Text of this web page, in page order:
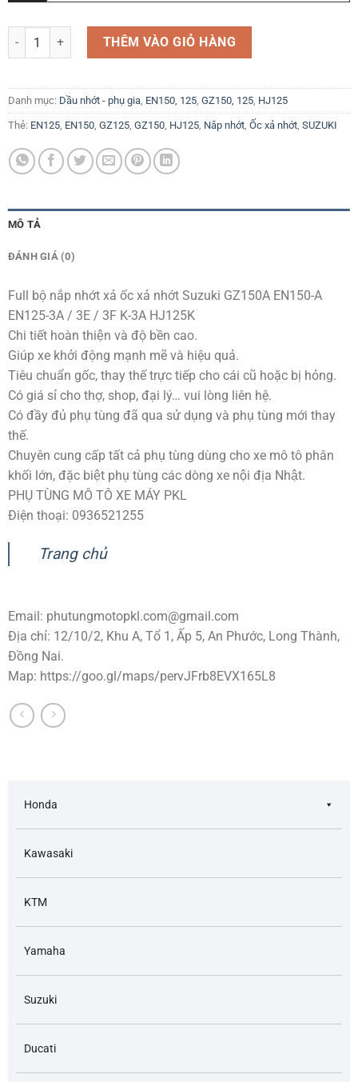
Full bộ nắp nhớt xả ốc xả nhớt Suzuki GZ150A EN150-A EN125-3A /
THÊM VÀO GIỎ HÀNG
Danh mục: Dầu nhớt - phụ gia, EN150, 125, GZ150, 125, HJ125
Thẻ: EN125, EN150, GZ125, GZ150, HJ125, Nắp nhớt, Ốc xả nhớt, SUZUKI
MÔ TẢ
ĐÁNH GIÁ (0)
Full bộ nắp nhớt xả ốc xả nhớt Suzuki GZ150A EN150-A
EN125-3A / 3E / 3F K-3A HJ125K
Chi tiết hoàn thiện và độ bền cao.
Giúp xe khởi động mạnh mẽ và hiệu quả.
Tiêu chuẩn gốc, thay thế trực tiếp cho cái cũ hoặc bị hỏng.
Có giá sỉ cho thợ, shop, đại lý… vui lòng liên hệ.
Có đầy đủ phụ tùng đã qua sử dụng và phụ tùng mới thay
thế.
Chuyên cung cấp tất cả phụ tùng dùng cho xe mô tô phân
khối lớn, đặc biệt phụ tùng các dòng xe nội địa Nhật.
PHỤ TÙNG MÔ TÔ XE MÁY PKL
Điện thoại: 0936521255
Trang chủ
Email: phutungmotopkl.com@gmail.com
Địa chỉ: 12/10/2, Khu A, Tổ 1, Ấp 5, An Phước, Long Thành,
Đồng Nai.
Map: https://goo.gl/maps/pervJFrb8EVX165L8
Honda
Kawasaki
KTM
Yamaha
Suzuki
Ducati